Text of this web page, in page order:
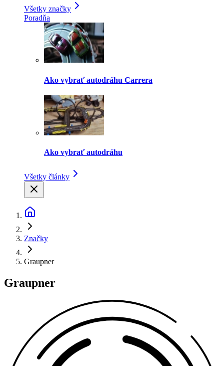
Všetky značky
Poradňa
Ako vybrať autodráhu Carrera
Ako vybrať autodráhu
Všetky články
Značky
Graupner
Graupner